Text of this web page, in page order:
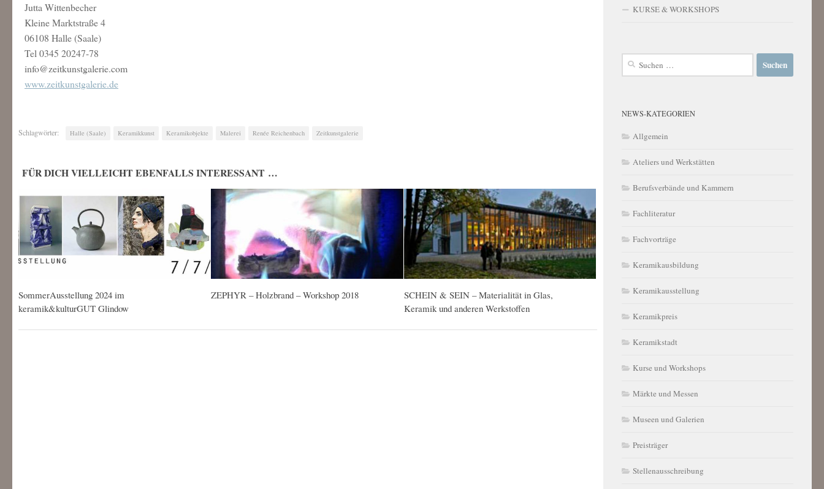
Jutta Wittenbecher
Kleine Marktstraße 4
06108 Halle (Saale)
Tel 0345 20247-78
info@zeitkunstgalerie.com
www.zeitkunstgalerie.de
Schlagwörter: Halle (Saale) Keramikkunst Keramikobjekte Malerei Renée Reichenbach Zeitkunstgalerie
FÜR DICH VIELLEICHT EBENFALLS INTERESSANT …
SommerAusstellung 2024 im
keramik&kulturGUT Glindow
ZEPHYR – Holzbrand – Workshop 2018
SCHEIN & SEIN – Materialität in Glas,
Keramik und anderen Werkstoffen
KURSE & WORKSHOPS
Suchen
NEWS-KATEGORIEN
Allgemein
Ateliers und Werkstätten
Berufsverbände und Kammern
Fachliteratur
Fachvorträge
Keramikausbildung
Keramikausstellung
Keramikpreis
Keramikstadt
Kurse und Workshops
Märkte und Messen
Museen und Galerien
Preisträger
Stellenausschreibung